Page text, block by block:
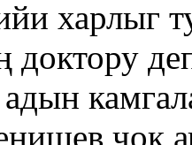
харлыг
доктору
чок